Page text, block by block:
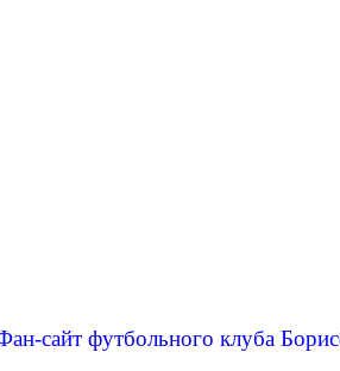
сайт футбольного клуба